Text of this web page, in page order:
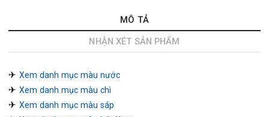
MÔ TẢ
NHẬN XÉT SẢN PHẨM
✈︎ Xem danh mục màu nước
✈︎ Xem danh mục màu chì
✈︎ Xem danh mục màu sáp